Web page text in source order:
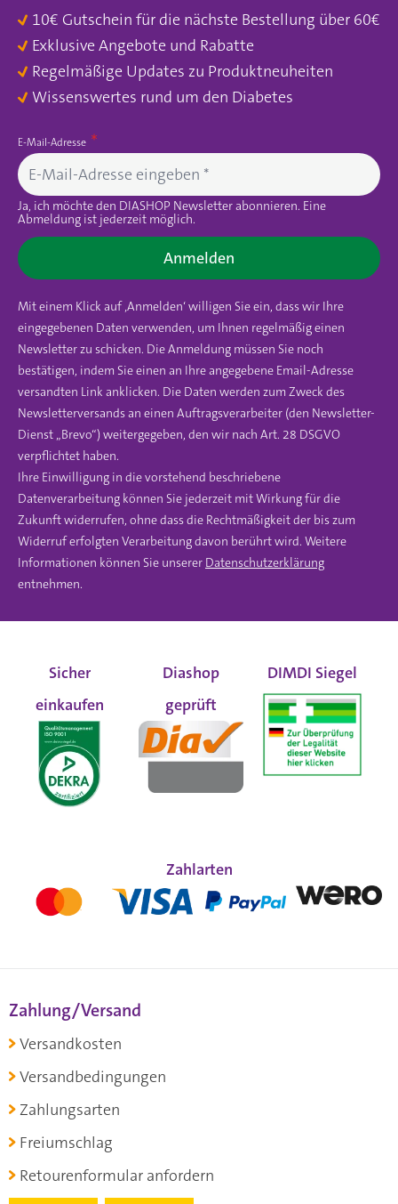
10€ Gutschein für die nächste Bestellung über 60€
Exklusive Angebote und Rabatte
Regelmäßige Updates zu Produktneuheiten
Wissenswertes rund um den Diabetes
E-Mail-Adresse
Ja, ich möchte den DIASHOP Newsletter abonnieren. Eine
Abmeldung ist jederzeit möglich.
Anmelden
Mit einem Klick auf ‚Anmelden‘ willigen Sie ein, dass wir Ihre
eingegebenen Daten verwenden, um Ihnen regelmäßig einen
Newsletter zu schicken. Die Anmeldung müssen Sie noch
bestätigen, indem Sie einen an Ihre angegebene Email-Adresse
versandten Link anklicken. Die Daten werden zum Zweck des
Newsletterversands an einen Auftragsverarbeiter (den Newsletter-
Dienst „Brevo“) weitergegeben, den wir nach Art. 28 DSGVO
verpflichtet haben.
Ihre Einwilligung in die vorstehend beschriebene
Datenverarbeitung können Sie jederzeit mit Wirkung für die
Zukunft widerrufen, ohne dass die Rechtmäßigkeit der bis zum
Widerruf erfolgten Verarbeitung davon berührt wird. Weitere
Informationen können Sie unserer Datenschutzerklärung
entnehmen.
Sicher
einkaufen
Diashop
geprüft
DIMDI Siegel
Zahlarten
Zahlung/Versand
Versandkosten
Versandbedingungen
Zahlungsarten
Freiumschlag
Retourenformular anfordern